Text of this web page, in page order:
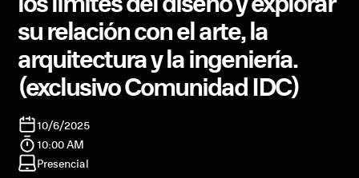
su relación con el arte, la
arquitectura y la ingeniería.
(exclusivo Comunidad IDC)
10/6/2025
10:00 AM
Presencial